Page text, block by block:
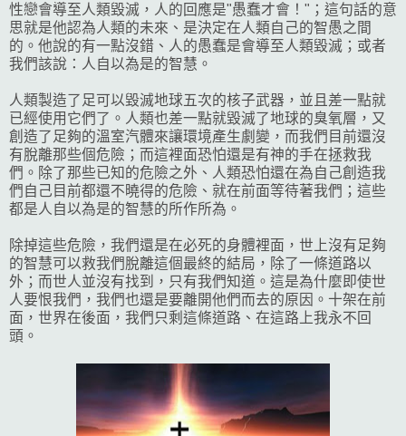
性戀會導至人類毀滅，人的回應是"愚蠢才會！"；這句話的意
思就是他認為人類的未來、是決定在人類自己的智愚之間
的。他說的有一點沒錯、人的愚蠢是會導至人類毀滅；或者
我們該說：人自以為是的智慧。
人類製造了足可以毀滅地球五次的核子武器，並且差一點就
已經使用它們了。人類也差一點就毀滅了地球的臭氧層，又
創造了足夠的溫室汽體來讓環境產生劇變，而我們目前還沒
有脫離那些個危險；而這裡面恐怕還是有神的手在拯救我
們。除了那些已知的危險之外、人類恐怕還在為自己創造我
們自己目前都還不曉得的危險、就在前面等待著我們；這些
都是人自以為是的智慧的所作所為。
除掉這些危險，我們還是在必死的身體裡面，世上沒有足夠
的智慧可以救我們脫離這個最終的結局，除了一條道路以
外；而世人並沒有找到，只有我們知道。這是為什麼即使世
人要恨我們，我們也還是要離開他們而去的原因。十架在前
面，世界在後面，我們只剩這條道路、在這路上我永不回
頭。